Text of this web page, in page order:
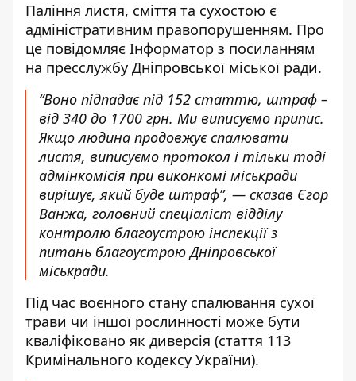
Паління листя, сміття та сухостою є
адміністративним правопорушенням. Про
це повідомляє Інформатор з посиланням
на пресслужбу Дніпровської міської ради.
“Воно підпадає під 152 статтю, штраф –
від 340 до 1700 грн. Ми виписуємо припис.
Якщо людина продовжує спалювати
листя, виписуємо протокол і тільки тоді
адмінкомісія при виконкомі міськради
вирішує, який буде штраф”, — сказав Єгор
Ванжа, головний спеціаліст відділу
контролю благоустрою інспекції з
питань благоустрою Дніпровської
міськради.
Під час воєнного стану спалювання сухої
трави чи іншої рослинності може бути
кваліфіковано як диверсія (стаття 113
Кримінального кодексу України).